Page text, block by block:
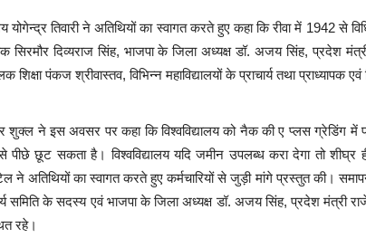
योगेन्द्र तिवारी ने अतिथियों का स्वागत करते हुए कहा कि रीवा में 1942 से
सिरमौर दिव्यराज सिंह, भाजपा के जिला अध्यक्ष डॉ. अजय सिंह, प्रदेश
शिक्षा पंकज श्रीवास्तव, विभिन्न महाविद्यालयों के प्राचार्य तथा प्राध्यापक एवं
शुक्ल ने इस अवसर पर कहा कि विश्वविद्यालय को नैक की ए प्लस ग्रेडिंग में
छूट सकता है। विश्वविद्यालय यदि जमीन उपलब्ध करा देगा तो शीघ्र
ने अतिथियों का स्वागत करते हुए कर्मचारियों से जुड़ी मांगे प्रस्तुत की।
समिति के सदस्य एवं भाजपा के जिला अध्यक्ष डॉ. अजय सिंह, प्रदेश मंत्री
रहे।